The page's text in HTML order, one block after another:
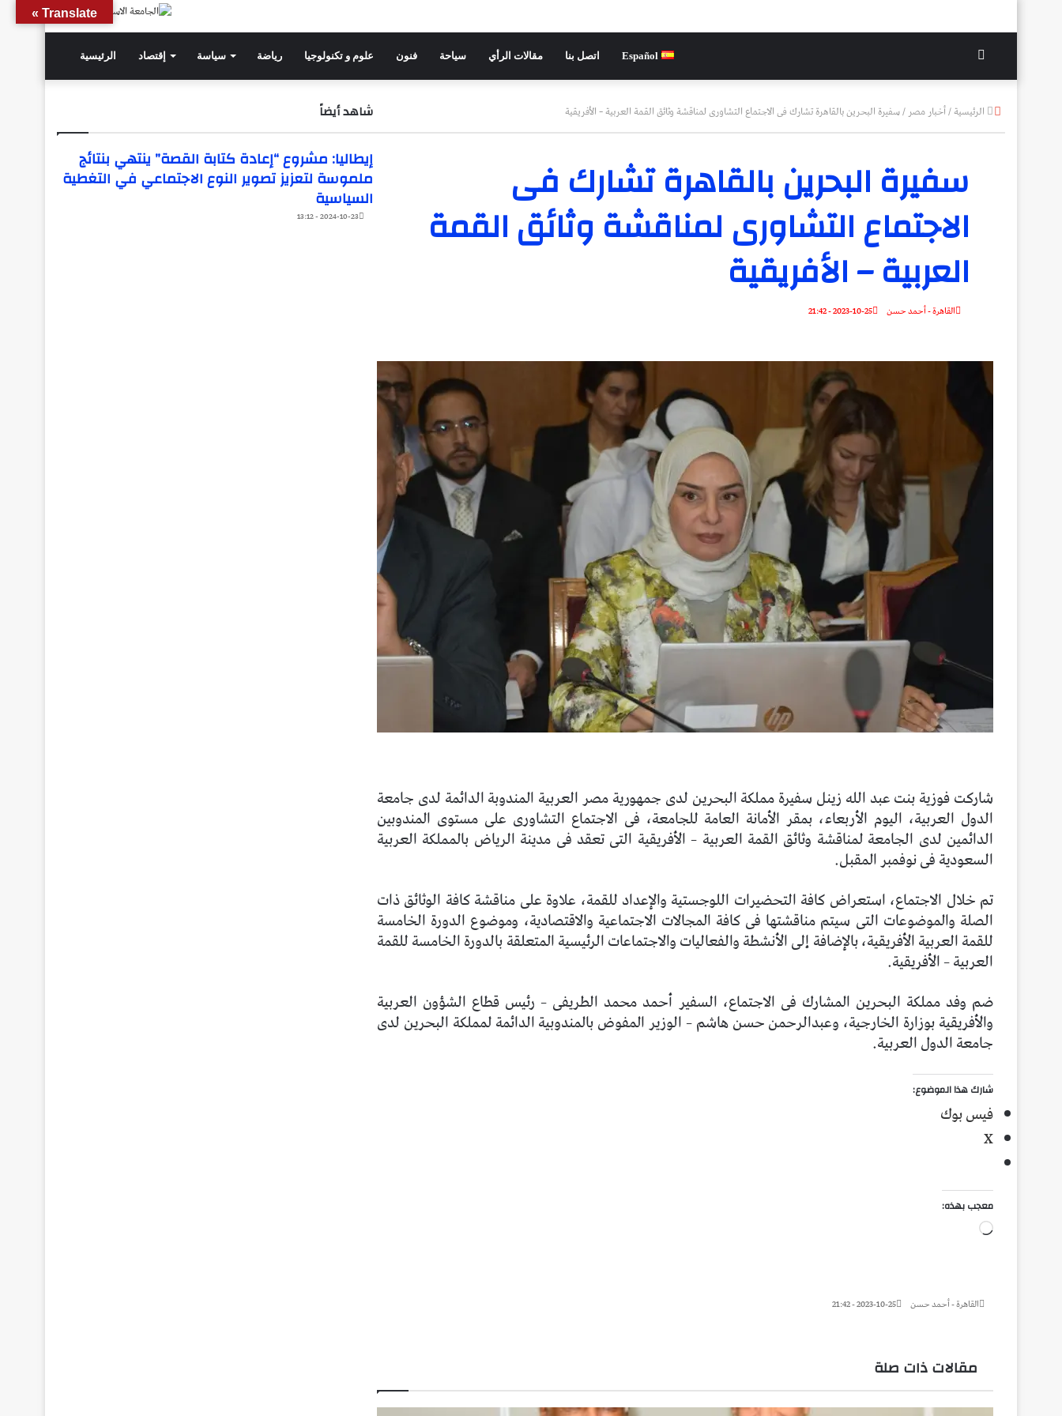
الرئيسية إقتصاد سياسة رياضة علوم و تكنولوجيا فنون سياحة مقالات الرأي اتصل بنا Español
المظلم
الرئيسية/أخبار مصر/سفيرة البحرين بالقاهرة تشارك فى الاجتماع التشاورى لمناقشة وثائق القمة العربية – الأفريقية
سفيرة البحرين بالقاهرة تشارك فى
الاجتماع التشاورى لمناقشة وثائق القمة
العربية – الأفريقية
القاهرة - أحمد حسن 2023-10-25 - 21:42
شاركت فوزية بنت عبد الله زينل سفيرة مملكة البحرين لدى جمهورية مصر العربية المندوبة الدائمة لدى جامعة
الدول العربية، اليوم الأربعاء، بمقر الأمانة العامة للجامعة، فى الاجتماع التشاورى على مستوى المندوبين
الدائمين لدى الجامعة لمناقشة وثائق القمة العربية – الأفريقية التى تعقد فى مدينة الرياض بالمملكة العربية
السعودية فى نوفمبر المقبل.
تم خلال الاجتماع، استعراض كافة التحضيرات اللوجستية والإعداد للقمة، علاوة على مناقشة كافة الوثائق ذات
الصلة والموضوعات التى سيتم مناقشتها فى كافة المجالات الاجتماعية والاقتصادية، وموضوع الدورة الخامسة
للقمة العربية الأفريقية، بالإضافة إلى الأنشطة والفعاليات والاجتماعات الرئيسية المتعلقة بالدورة الخامسة للقمة
العربية – الأفريقية.
ضم وفد مملكة البحرين المشارك فى الاجتماع، السفير أحمد محمد الطريفى – رئيس قطاع الشؤون العربية
والأفريقية بوزارة الخارجية، وعبدالرحمن حسن هاشم – الوزير المفوض بالمندوبية الدائمة لمملكة البحرين لدى
جامعة الدول العربية.
شارك هذا الموضوع:
فيس بوك
X
معجب بهذه:
جاري
القاهرة - أحمد حسن 2023-10-25 - 21:42
مقالات ذات صلة
شاهد أيضاً إغلاق
إيطاليا: مشروع “إعادة كتابة القصة” ينتهي بنتائج
ملموسة لتعزيز تصوير النوع الاجتماعي في التغطية
السياسية
2024-10-23 - 13:12
Translate »